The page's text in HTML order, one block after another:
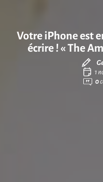
Votre iPhone est
écrire ! « The
1
0